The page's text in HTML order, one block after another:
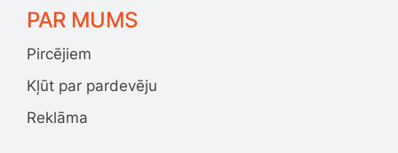
PAR MUMS
Pircējiem
Kļūt par pardevēju
Reklāma